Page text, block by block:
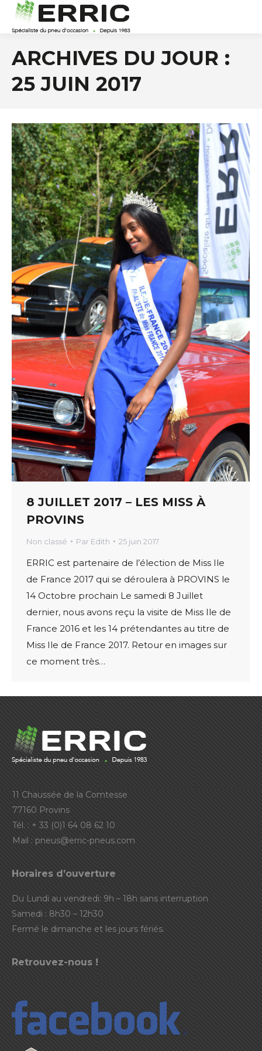
ARCHIVES DU JOUR :
25 JUIN 2017
8 JUILLET 2017 – LES MISS À
PROVINS
Non classé Par Edith 25 juin 2017
ERRIC est partenaire de l’élection de Miss Ile
de France 2017 qui se déroulera à PROVINS le
14 Octobre prochain Le samedi 8 Juillet
dernier, nous avons reçu la visite de Miss Ile de
France 2016 et les 14 prétendantes au titre de
Miss Ile de France 2017. Retour en images sur
ce moment très…
11 Chaussée de la Comtesse
77160 Provins
Tél. : + 33 (0)1 64 08 62 10
Mail : pneus@erric-pneus.com
Horaires d’ouverture
Du Lundi au vendredi: 9h – 18h sans interruption
Samedi : 8h30 – 12h30
Fermé le dimanche et les jours fériés.
Retrouvez-nous !